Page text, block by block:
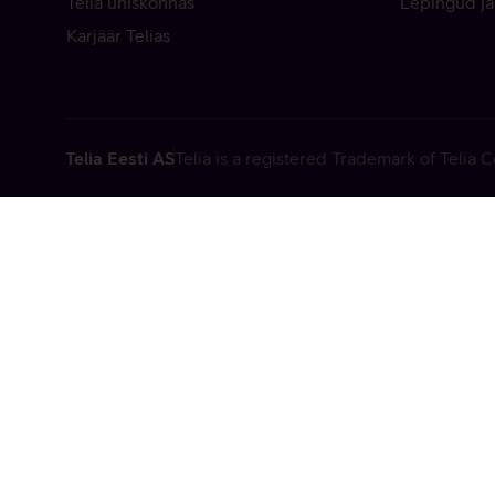
Karjäär Telias
Telia Eesti ASTelia is a registered Trademark of Telia